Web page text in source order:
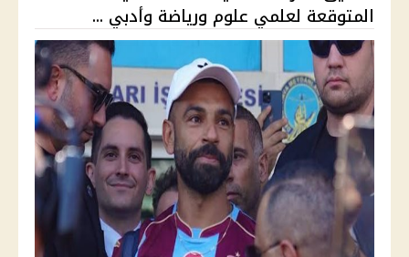
المتوقعة لعلمي علوم ورياضة وأدبي ...